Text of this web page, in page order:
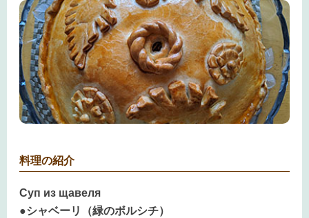
料理の紹介
Суп из щавеля
●シャベーリ（緑のボルシチ）